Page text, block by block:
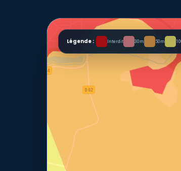
Légende : Interdit 30m 50m